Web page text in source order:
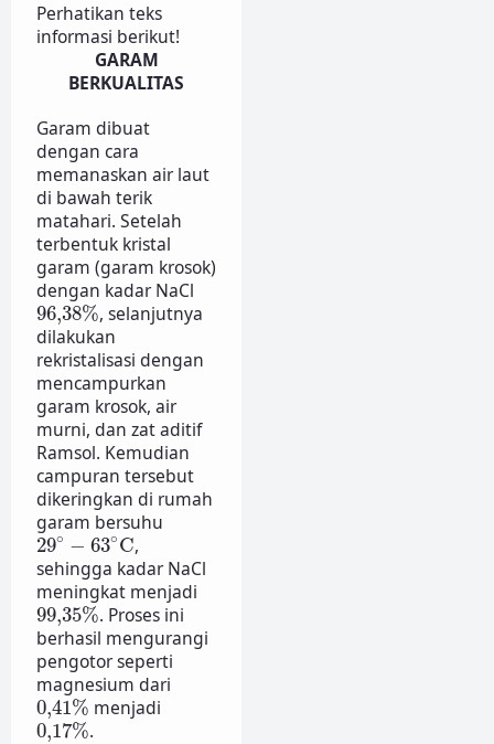
Perhatikan teks
informasi berikut!
GARAM
BERKUALITAS
Garam dibuat
dengan cara
memanaskan air laut
di bawah terik
matahari. Setelah
terbentuk kristal
garam (garam krosok)
dengan kadar NaCl
96,38%
96,38%, selanjutnya
dilakukan
rekristalisasi dengan
mencampurkan
garam krosok, air
murni, dan zat aditif
Ramsol. Kemudian
campuran tersebut
dikeringkan di rumah
garam bersuhu
29∘ − 63∘C
29∘−63∘C,
sehingga kadar NaCl
meningkat menjadi
99,35%
99,35%. Proses ini
berhasil mengurangi
pengotor seperti
magnesium dari
0,41%
0,41%menjadi
0,17%
0,17%
.